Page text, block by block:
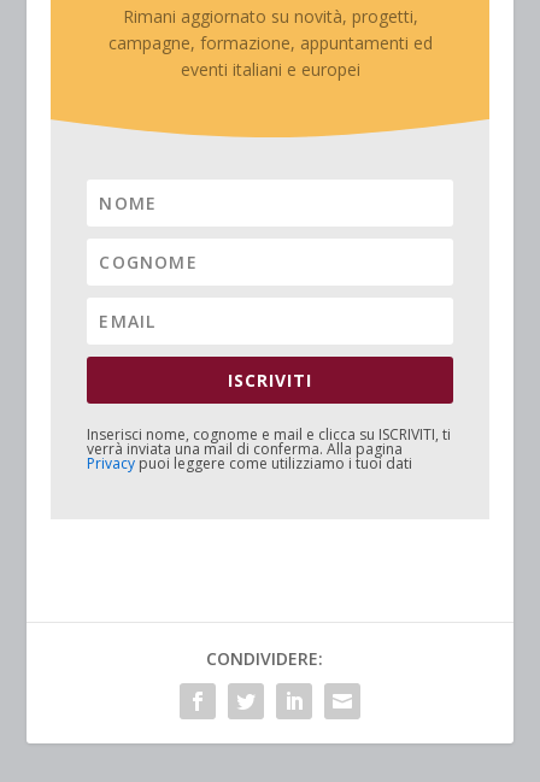
Rimani aggiornato su novità, progetti,
campagne, formazione, appuntamenti ed
eventi italiani e europei
ISCRIVITI
Inserisci nome, cognome e mail e clicca su ISCRIVITI, ti
verrà inviata una mail di conferma. Alla pagina
Privacy puoi leggere come utilizziamo i tuoi dati
CONDIVIDERE: